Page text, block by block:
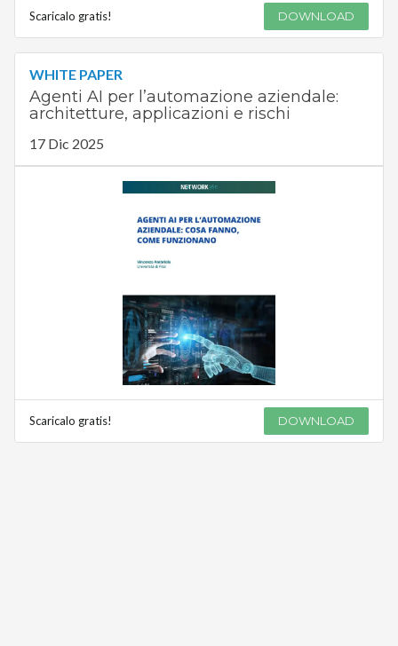
Scaricalo gratis! DOWNLOAD
WHITE PAPER
Agenti AI per l’automazione aziendale:
architetture, applicazioni e rischi
17 Dic 2025
Scaricalo gratis! DOWNLOAD